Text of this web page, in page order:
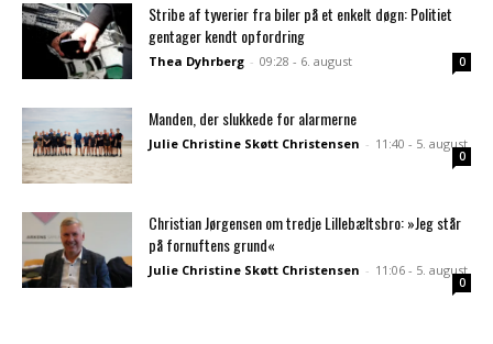
Stribe af tyverier fra biler på et enkelt døgn: Politiet
gentager kendt opfordring
Thea Dyhrberg - 09:28 - 6. august 0
Manden, der slukkede for alarmerne
Julie Christine Skøtt Christensen - 11:40 - 5. august
0
Christian Jørgensen om tredje Lillebæltsbro: »Jeg står
på fornuftens grund«
Julie Christine Skøtt Christensen - 11:06 - 5. august
0